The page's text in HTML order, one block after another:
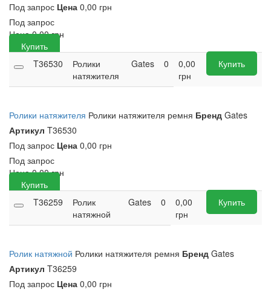
Под запрос Цена 0,00 грн
Под запрос
Цена 0,00грн
Купить
T36530
Ролики
натяжителя
Gates 0
0,00
грн
Купить
Ролики натяжителя Ролики натяжителя ремня Бренд Gates
Артикул T36530
Под запрос Цена 0,00 грн
Под запрос
Цена 0,00грн
Купить
T36259
Ролик
натяжной
Gates 0
0,00
грн
Купить
Ролик натяжной Ролики натяжителя ремня Бренд Gates
Артикул T36259
Под запрос Цена 0,00 грн